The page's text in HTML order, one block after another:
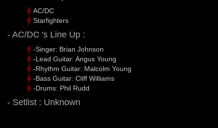
AC/DC
Starfighters
- AC/DC 's Line Up :
-Singer: Brian Johnson
-Lead Guitar: Angus Young
-Rhythm Guitar: Malcolm Young
-Bass Guitar: Cliff Williams
-Drums: Phil Rudd
- Setlist : Unknown